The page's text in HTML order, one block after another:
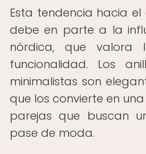
Esta tendencia hacia el
debe en parte a la
nórdica, que valora
funcionalidad. Los
minimalistas son
que los convierte en
parejas que buscan
pase de moda.